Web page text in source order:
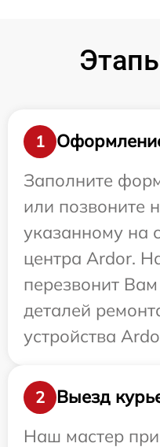
1
Заполните
или позвоните
указанному на
центра Ardor.
перезвонит
деталей
устройства
2
Выезд
Наш мастер